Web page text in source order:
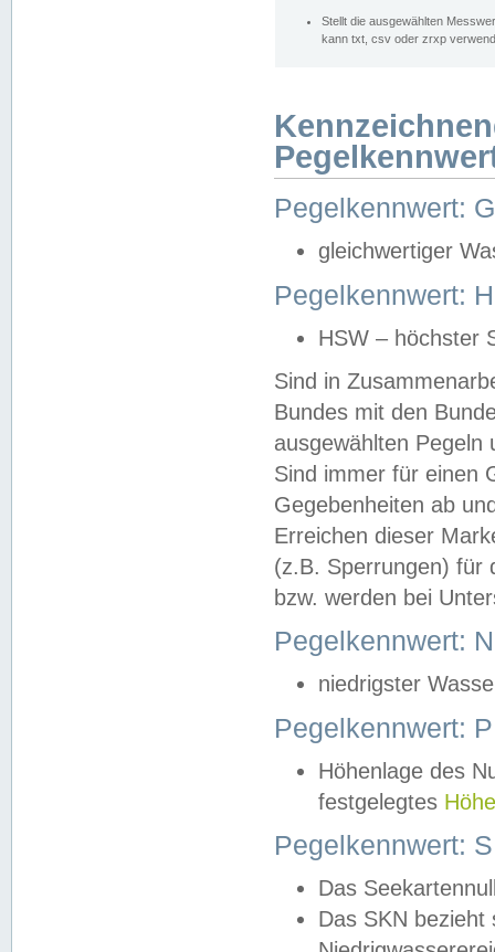
Stellt die ausgewählten
kann txt, csv oder zrxp
Pegelkennwert:
gleichwertiger
Pegelkennwert:
HSW – höchster
Sind in
Bundes mit den
ausgewählten
Sind immer für einen
Gegebenheiten ab
Erreichen dieser
(z.B. Sperrungen) für
bzw. werden bei
Pegelkennwert:
niedrigster
Pegelkennwert:
Höhenlage des
festgelegtes
Pegelkennwert:
Das
Das SKN